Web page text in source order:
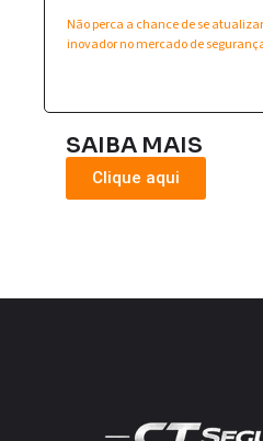
Não perca a chance de se
inovador no mercado de
SAIBA MAIS
Clique aqui